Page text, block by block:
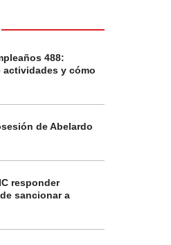
488:
actividades y cómo
de Abelardo
responder
sancionar a